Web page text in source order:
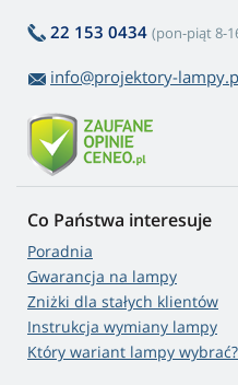
22 153 0434 (pon-piąt 8-
info@projektory-
Co Państwa interesuje
Poradnia
Gwarancja na lampy
Zniżki dla stałych klientów
Instrukcja wymiany lampy
Który wariant lampy wybrać?